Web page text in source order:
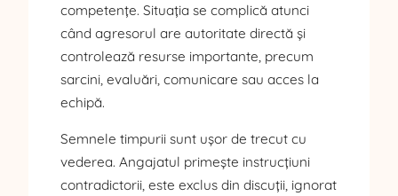
competențe. Situația se complică atunci
când agresorul are autoritate directă și
controlează resurse importante, precum
sarcini, evaluări, comunicare sau acces la
echipă.
Semnele timpurii sunt ușor de trecut cu
vederea. Angajatul primește instrucțiuni
contradictorii, este exclus din discuții, ignorat